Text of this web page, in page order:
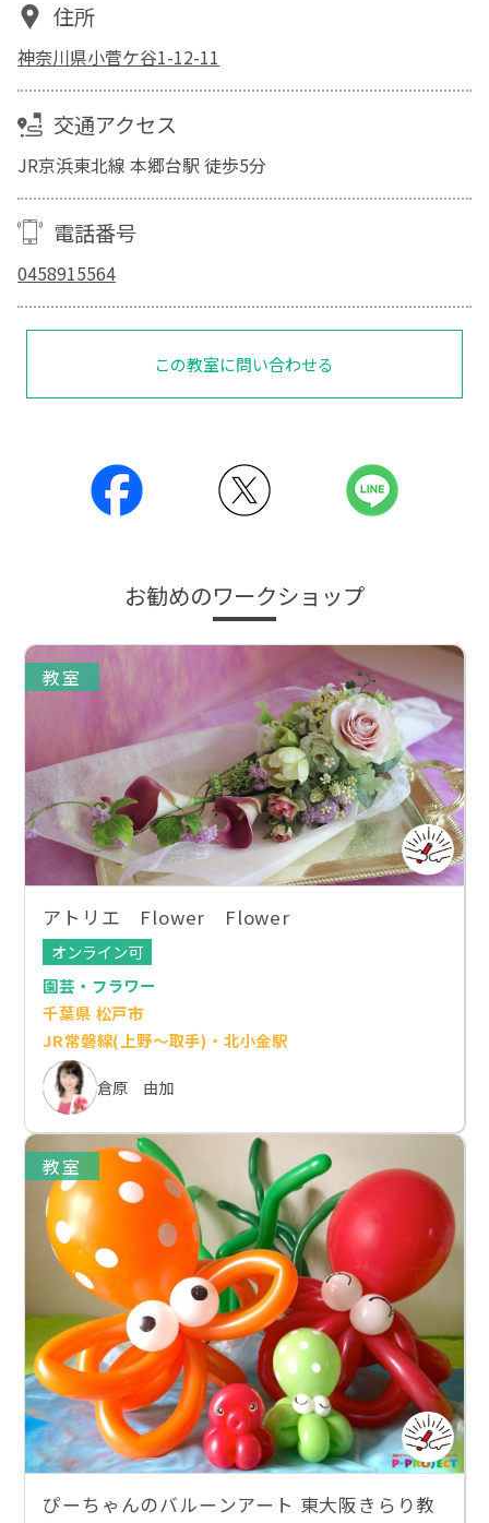
住所
神奈川県小菅ケ谷1-12-11
交通アクセス
JR京浜東北線 本郷台駅 徒歩5分
電話番号
0458915564
この教室に問い合わせる
お勧めのワークショップ
教室
アトリエ Flower Flower
オンライン可
園芸・フラワー
千葉県 松戸市
JR常磐線(上野～取手)・北小金駅
倉原 由加
教室
ぴーちゃんのバルーンアート 東大阪きらり教